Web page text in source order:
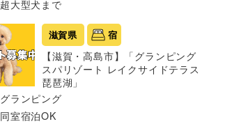
超大型犬まで
滋賀県 宿
【滋賀・高島市】「グランピング
スパリゾート レイクサイドテラス
琵琶湖」
グランピング
同室宿泊OK